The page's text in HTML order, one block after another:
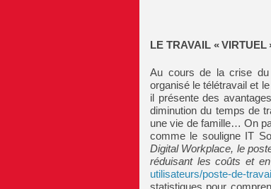
LE TRAVAIL «
Au cours de la crise du
organisé le télétravail et
il présente des
diminution du temps de
une vie de famille… On
comme le souligne IT
Digital Workplace, le
réduisant les coûts et
utilisateurs/poste-de-
statistiques pour